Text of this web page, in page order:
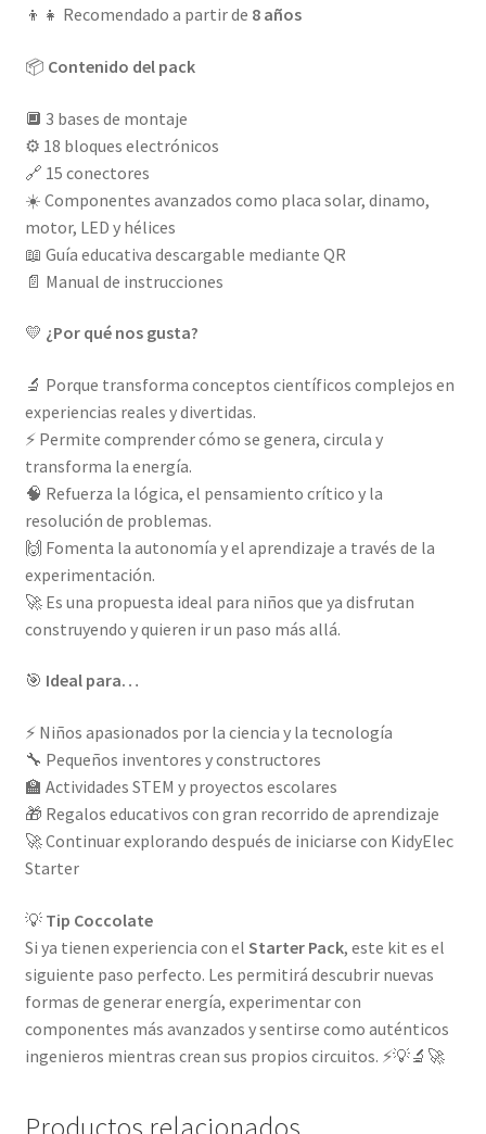
👦👧 Recomendado a partir de 8 años
📦 Contenido del pack
🔲 3 bases de montaje
⚙️ 18 bloques electrónicos
🔗 15 conectores
☀️ Componentes avanzados como placa solar, dinamo,
motor, LED y hélices
📖 Guía educativa descargable mediante QR
📄 Manual de instrucciones
💛 ¿Por qué nos gusta?
🔬 Porque transforma conceptos científicos complejos en
experiencias reales y divertidas.
⚡ Permite comprender cómo se genera, circula y
transforma la energía.
🧠 Refuerza la lógica, el pensamiento crítico y la
resolución de problemas.
🙌 Fomenta la autonomía y el aprendizaje a través de la
experimentación.
🚀 Es una propuesta ideal para niños que ya disfrutan
construyendo y quieren ir un paso más allá.
🎯 Ideal para…
⚡ Niños apasionados por la ciencia y la tecnología
🔧 Pequeños inventores y constructores
🏫 Actividades STEM y proyectos escolares
🎁 Regalos educativos con gran recorrido de aprendizaje
🚀 Continuar explorando después de iniciarse con KidyElec
Starter
💡 Tip Coccolate
Si ya tienen experiencia con el Starter Pack, este kit es el
siguiente paso perfecto. Les permitirá descubrir nuevas
formas de generar energía, experimentar con
componentes más avanzados y sentirse como auténticos
ingenieros mientras crean sus propios circuitos. ⚡💡🔬🚀